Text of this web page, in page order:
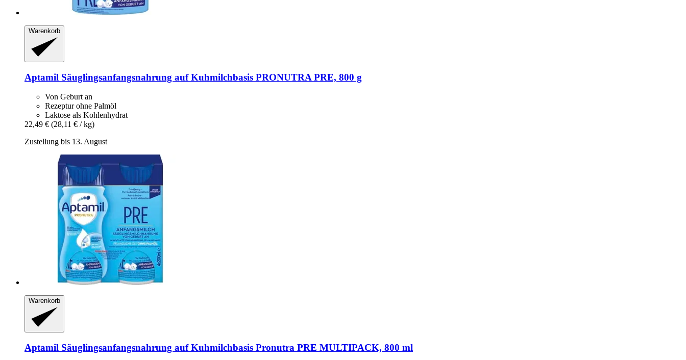
Warenkorb
Aptamil Säuglingsanfangsnahrung auf Kuhmilchbasis PRONUTRA PRE, 800 g
Von Geburt an
Rezeptur ohne Palmöl
Laktose als Kohlenhydrat
22,49 € (28,11 € / kg)
Zustellung bis 13. August
Warenkorb
Aptamil Säuglingsanfangsnahrung auf Kuhmilchbasis Pronutra PRE MULTIPACK, 800 ml